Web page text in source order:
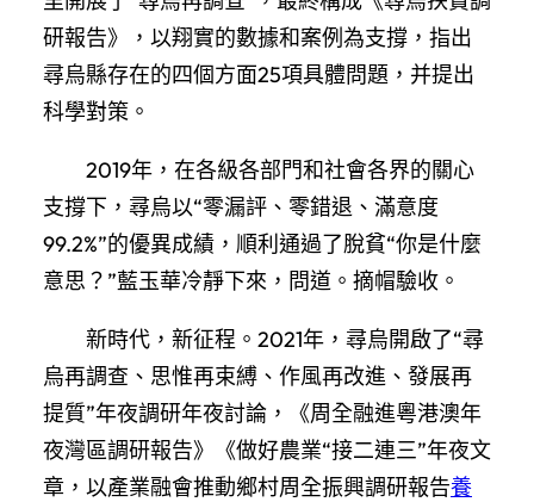
研報告》，以翔實的數據和案例為支撐，指出
尋烏縣存在的四個方面25項具體問題，并提出
科學對策。
2019年，在各級各部門和社會各界的關心
支撐下，尋烏以“零漏評、零錯退、滿意度
99.2%”的優異成績，順利通過了脫貧“你是什麼
意思？”藍玉華冷靜下來，問道。摘帽驗收。
新時代，新征程。2021年，尋烏開啟了“尋
烏再調查、思惟再束縛、作風再改進、發展再
提質”年夜調研年夜討論，《周全融進粵港澳年
夜灣區調研報告》《做好農業“接二連三”年夜文
章，以產業融會推動鄉村周全振興調研報告養